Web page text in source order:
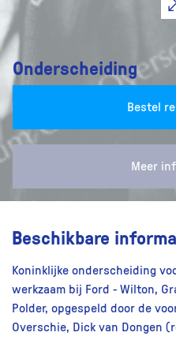
Onderscheiding
Bestel
Meer
Beschikbare
Koninklijke onderscheiding
werkzaam bij Ford - Wilton,
Polder, opgespeld door de
Overschie, Dick van Dongen